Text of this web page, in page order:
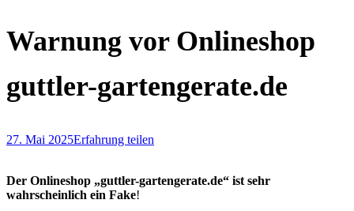
Warnung vor Onlineshop
guttler-gartengerate.de
27. Mai 2025Erfahrung teilen
Der Onlineshop „guttler-gartengerate.de“ ist sehr
wahrscheinlich ein Fake!